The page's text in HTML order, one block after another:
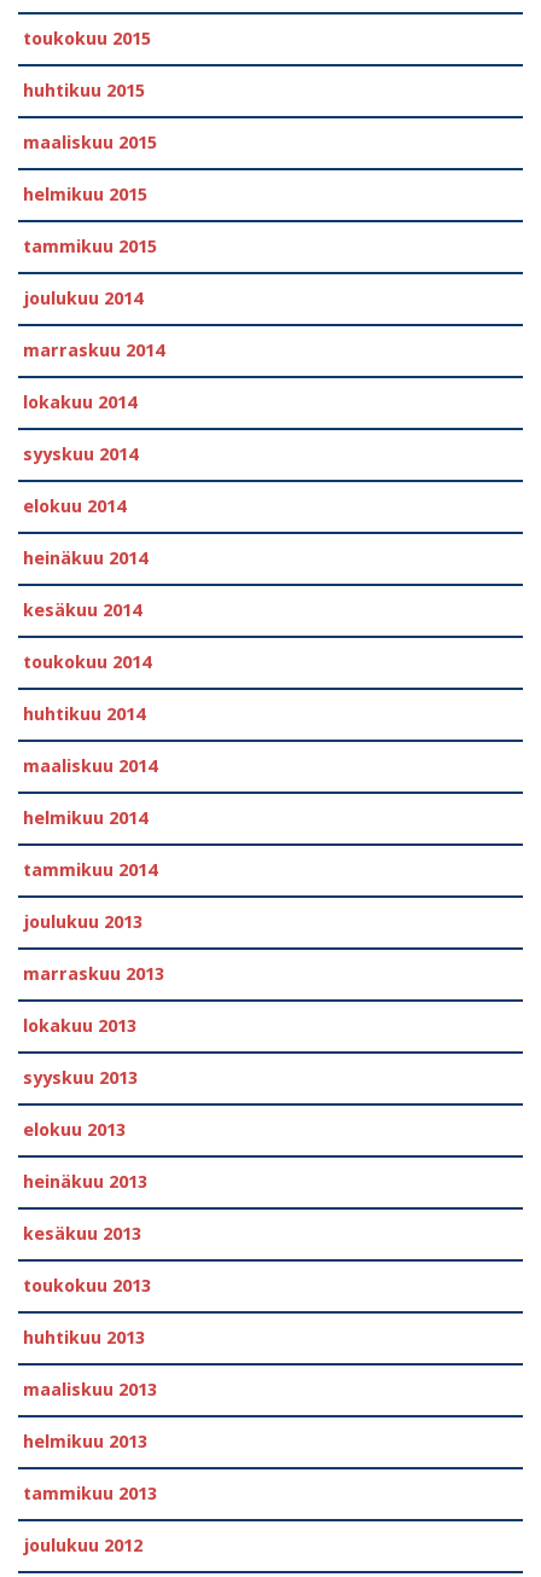
toukokuu 2015
huhtikuu 2015
maaliskuu 2015
helmikuu 2015
tammikuu 2015
joulukuu 2014
marraskuu 2014
lokakuu 2014
syyskuu 2014
elokuu 2014
heinäkuu 2014
kesäkuu 2014
toukokuu 2014
huhtikuu 2014
maaliskuu 2014
helmikuu 2014
tammikuu 2014
joulukuu 2013
marraskuu 2013
lokakuu 2013
syyskuu 2013
elokuu 2013
heinäkuu 2013
kesäkuu 2013
toukokuu 2013
huhtikuu 2013
maaliskuu 2013
helmikuu 2013
tammikuu 2013
joulukuu 2012